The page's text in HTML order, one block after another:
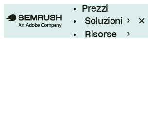
Prezzi
Soluzioni
Risorse